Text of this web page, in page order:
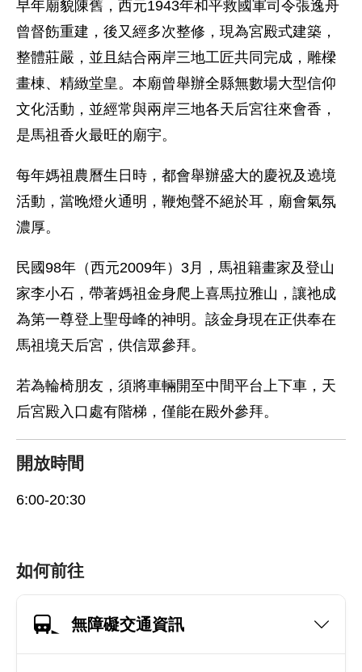
早年廟貌陳舊，西元1943年和平救國軍司令張逸舟
曾督飭重建，後又經多次整修，現為宮殿式建築，
整體莊嚴，並且結合兩岸三地工匠共同完成，雕樑
畫棟、精緻堂皇。本廟曾舉辦全縣無數場大型信仰
文化活動，並經常與兩岸三地各天后宮往來會香，
是馬祖香火最旺的廟宇。
每年媽祖農曆生日時，都會舉辦盛大的慶祝及遶境
活動，當晚燈火通明，鞭炮聲不絕於耳，廟會氣氛
濃厚。
民國98年（西元2009年）3月，馬祖籍畫家及登山
家李小石，帶著媽祖金身爬上喜馬拉雅山，讓祂成
為第一尊登上聖母峰的神明。該金身現在正供奉在
馬祖境天后宮，供信眾參拜。
若為輪椅朋友，須將車輛開至中間平台上下車，天
后宮殿入口處有階梯，僅能在殿外參拜。
開放時間
6:00-20:30
如何前往
無障礙交通資訊